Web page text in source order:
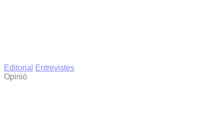
Editorial
Entrevistes
Opinió